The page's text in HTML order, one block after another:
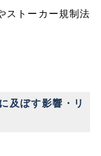
ストーカー規制法
及ぼす影響・リ